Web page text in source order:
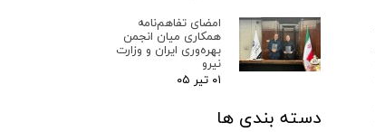
امضای تفاهم‌نامه
همکاری میان انجمن
بهره‌وری ایران و وزارت
نیرو
۰۱ تیر ۰۵
دسته بندی ها